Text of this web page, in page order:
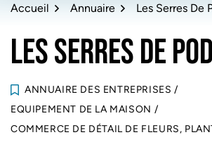
Accueil Annuaire Les Serres De
LES SERRES DE
ANNUAIRE DES ENTREPRISES /
EQUIPEMENT DE LA MAISON /
COMMERCE DE DÉTAIL DE FLEURS,